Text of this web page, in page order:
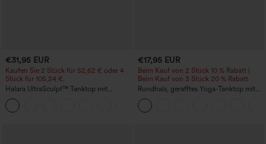
€31,95 EUR
Kaufen Sie 2 Stück für 52,62 € oder 4
Stück für 105,24 €.
Halara UltraSculpt™ Tanktop mit
Rundhalsausschnitt und
geschwungenem Saum
€17,95 EUR
Beim Kauf von 2 Stück 10 % Rabatt |
Beim Kauf von 3 Stück 20 % Rabatt
Rundhals, gerafftes Yoga-Tanktop mit
Cool-Touch-Effekt – UPF50+